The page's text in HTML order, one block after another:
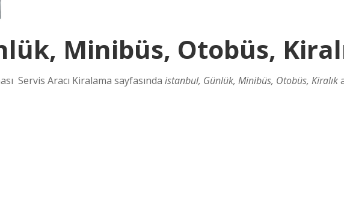
Minibüs, Otobüs,
Servis Aracı Kiralama sayfasında istanbul, Günlük, Minibüs, Otobüs, Kiralık